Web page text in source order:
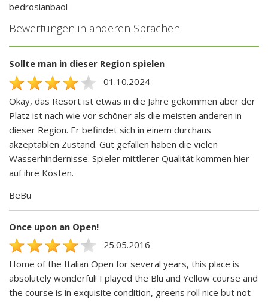
bedrosianbaol
Bewertungen in anderen Sprachen:
Sollte man in dieser Region spielen
01.10.2024
Okay, das Resort ist etwas in die Jahre gekommen aber der
Platz ist nach wie vor schöner als die meisten anderen in
dieser Region. Er befindet sich in einem durchaus
akzeptablen Zustand. Gut gefallen haben die vielen
Wasserhindernisse. Spieler mittlerer Qualität kommen hier
auf ihre Kosten.
BeBü
Once upon an Open!
25.05.2016
Home of the Italian Open for several years, this place is
absolutely wonderful! I played the Blu and Yellow course and
the course is in exquisite condition, greens roll nice but not